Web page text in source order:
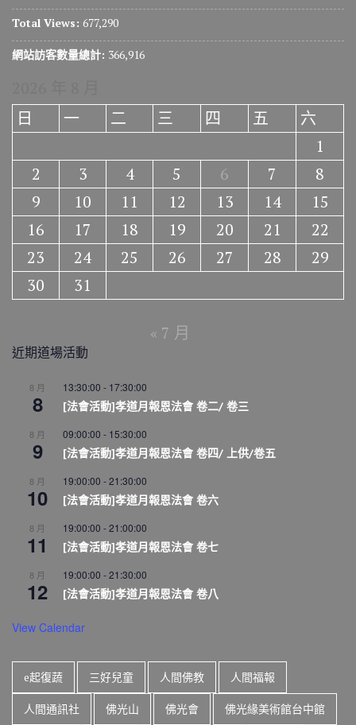
Total Views: 677,290
網站訪客數量總計: 366,916
日
一 二 三 四 五
六
1
2
3 4 5 6 7
8
9
10 11 12 13 14
15
16
17 18 19 20 21
22
23
24 25 26 27 28
29
30
31
« 7 月
近期道場活動
8 月
8
13:30:00 - 17:30:00
[法會活動]孝道月報恩法會 卷二/ 卷三
8 月
9
09:00:00 - 15:30:00
[法會活動]孝道月報恩法會 卷四/ 上供/卷五
8 月
10
19:00:00 -21:30:00
[法會活動]孝道月報恩法會 卷六
8 月
11
19:00:00 -21:00:00
[法會活動]孝道月報恩法會 卷七
8 月
12
19:00:00 -21:30:00
[法會活動]孝道月報恩法會 卷八
View Calendar
e起復蔬 三好兒童 人間佛教 人間福報
人間通訊社 佛光山 佛光會 佛光緣美術館台中館